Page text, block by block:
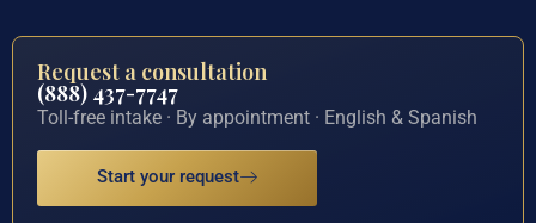
Request a consultation
(888) 437-7747
Toll-free intake · By appointment · English & Spanish
Start your request